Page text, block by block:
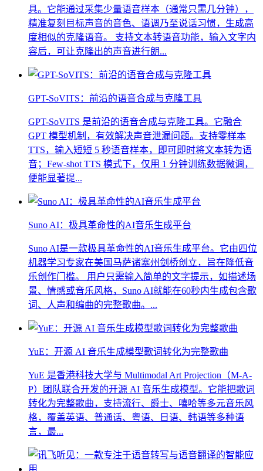
具。它能通过采集少量语音样本（通常只需几分钟），
精准复刻目标声音的音色、语调乃至说话习惯，生成高
度相似的克隆语音。 支持文本转语音功能，输入文字内
容后，可让克隆出的声音进行朗...
GPT-SoVITS：前沿的语音合成与克隆工具
GPT-SoVITS 是前沿的语音合成与克隆工具。它融合
GPT 模型机制，有效解决声音泄漏问题。支持零样本
TTS，输入短短 5 秒语音样本，即可即时将文本转为语
音；Few-shot TTS 模式下，仅用 1 分钟训练数据微调，
便能显著提...
Suno AI：极具革命性的AI音乐生成平台
Suno AI是一款极具革命性的AI音乐生成平台。它由四位
机器学习专家在美国马萨诸塞州剑桥创立，旨在降低音
乐创作门槛。 用户只需输入简单的文字提示，如描述场
景、情感或音乐风格，Suno AI就能在60秒内生成包含歌
词、人声和编曲的完整歌曲。...
YuE：开源 AI 音乐生成模型歌词转化为完整歌曲
YuE 是香港科技大学与 Multimodal Art Projection（M-A-
P）团队联合开发的开源 AI 音乐生成模型。它能把歌词
转化为完整歌曲，支持流行、爵士、嘻哈等多元音乐风
格，覆盖英语、普通话、粤语、日语、韩语等多种语
言，最...